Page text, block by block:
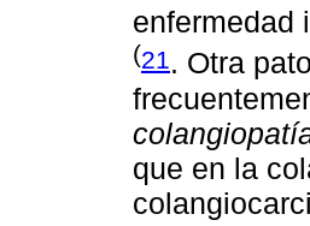
enfermedad
(21 . Otra
que en la